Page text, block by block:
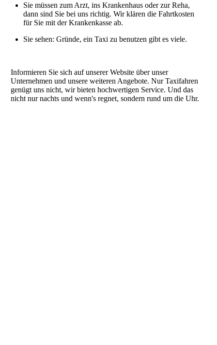
Sie müssen zum Arzt, ins Krankenhaus oder zur Reha,
dann sind Sie bei uns richtig. Wir klären die Fahrtkosten
für Sie mit der Krankenkasse ab.
Sie sehen: Gründe, ein Taxi zu benutzen gibt es viele.
Informieren Sie sich auf unserer Website über unser
Unternehmen und unsere weiteren Angebote. Nur Taxifahren
genügt uns nicht, wir bieten hochwertigen Service. Und das
nicht nur nachts und wenn's regnet, sondern rund um die Uhr.